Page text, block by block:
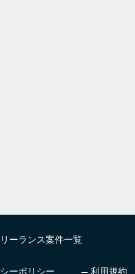
ーランス案件一覧
ーポリシー 利用規約